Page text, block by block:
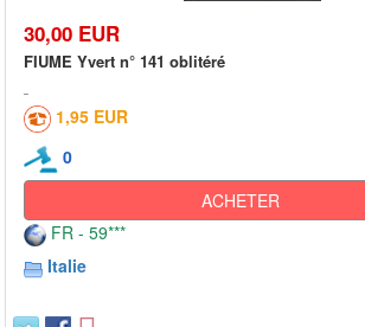
30,00 EUR
FIUME Yvert n° 141 oblitéré
1,95 EUR
0
ACHETER
FR - 59***
Italie